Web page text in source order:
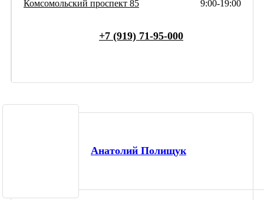
9:00-19:00
Комсомольский проспект 85
+7 (919) 71-95-000
Анатолий Полищук